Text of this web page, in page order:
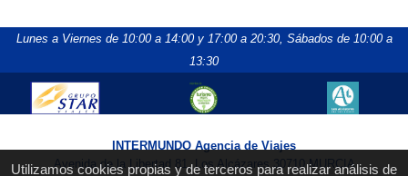
Utilizamos cookies propias y de terceros para realizar análisis de
Lunes a Viernes de 10:00 a 14:00 y 17:00 a 20:30, Sábados de 10:00 a
13:30
INTERMUNDO Agencia de Viajes
Avenida de la Libertad 81, Los Alcázares 30710 MURCIA